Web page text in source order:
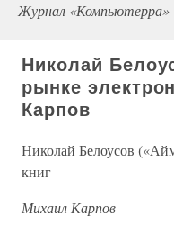
Журнал «Компьютерра»
Николай
рынке
Карпов
Николай Белоусов
книг
Михаил Карпов